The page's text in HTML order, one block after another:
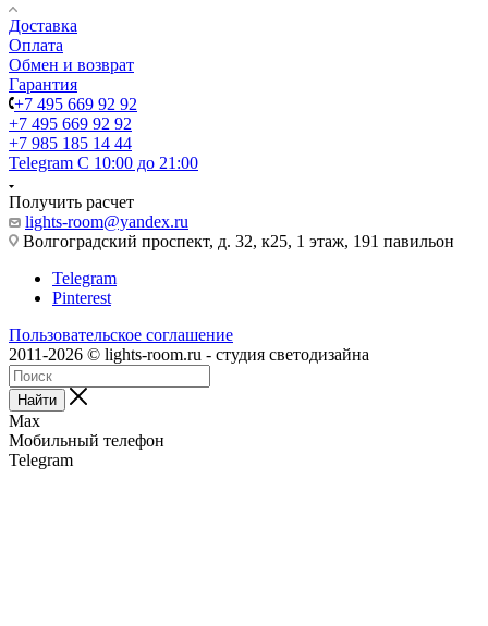
Доставка
Оплата
Обмен и возврат
Гарантия
+7 495 669 92 92
+7 495 669 92 92
+7 985 185 14 44
Telegram С 10:00 до 21:00
Получить расчет
lights-room@yandex.ru
Волгоградский проспект, д. 32, к25, 1 этаж, 191 павильон
Telegram
Pinterest
Пользовательское соглашение
2011-2026 © lights-room.ru - студия светодизайна
Найти
Max
Мобильный телефон
Telegram